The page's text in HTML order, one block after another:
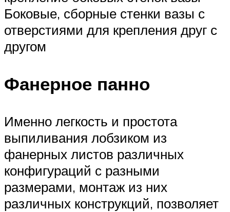
Боковые, сборные стенки вазы с
отверстиями для крепления друг с
другом
Фанерное панно
Именно легкость и простота
выпиливания лобзиком из
фанерных листов различных
конфигураций с разными
размерами, монтаж из них
различных конструкций, позволяет